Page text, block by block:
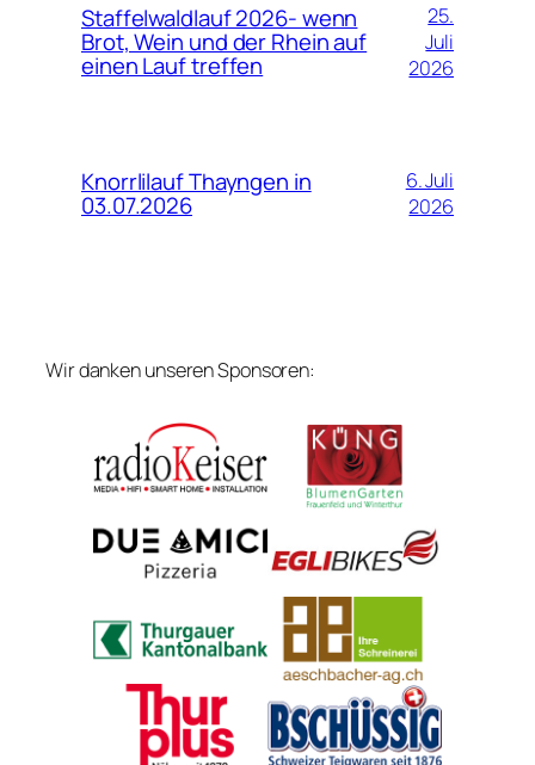
Staffelwaldlauf 2026- wenn
Brot, Wein und der Rhein auf
einen Lauf treffen
25.
Juli
2026
Knorrlilauf Thayngen in
03.07.2026
6. Juli
2026
Wir danken unseren Sponsoren: